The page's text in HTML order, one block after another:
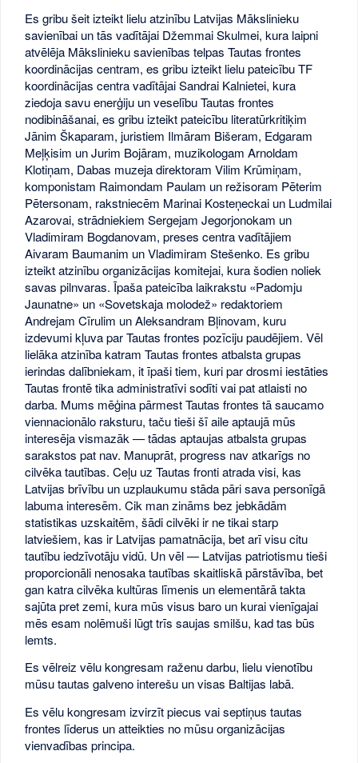
Es gribu šeit izteikt lielu atzinību Latvijas Mākslinieku
savienībai un tās vadītājai Džemmai Skulmei, kura laipni
atvēlēja Mākslinieku savienības telpas Tautas frontes
koordinācijas centram, es gribu izteikt lielu pateicību TF
koordinācijas centra vadītājai Sandrai Kalnietei, kura
ziedoja savu enerģiju un veselību Tautas frontes
nodibināšanai, es gribu izteikt pateicību literatūrkritiķim
Jānim Škaparam, juristiem Ilmāram Bišeram, Edgaram
Meļķisim un Jurim Bojāram, muzikologam Arnoldam
Klotiņam, Dabas muzeja direktoram Vilim Krūmiņam,
komponistam Raimondam Paulam un režisoram Pēterim
Pētersonam, rakstniecēm Marinai Kosteņeckai un Ludmilai
Azarovai, strādniekiem Sergejam Jegorjonokam un
Vladimiram Bogdanovam, preses centra vadītājiem
Aivaram Baumanim un Vladimiram Stešenko. Es gribu
izteikt atzinību organizācijas komitejai, kura šodien noliek
savas pilnvaras. Īpaša pateicība laikrakstu «Padomju
Jaunatne» un «Sovetskaja molodež» redaktoriem
Andrejam Cīrulim un Aleksandram Bļinovam, kuru
izdevumi kļuva par Tautas frontes pozīciju paudējiem. Vēl
lielāka atzinība katram Tautas frontes atbalsta grupas
ierindas dalībniekam, it īpaši tiem, kuri par drosmi iestāties
Tautas frontē tika administratīvi sodīti vai pat atlaisti no
darba. Mums mēģina pārmest Tautas frontes tā saucamo
viennacionālo raksturu, taču tieši šī aile aptaujā mūs
interesēja vismazāk — tādas aptaujas atbalsta grupas
sarakstos pat nav. Manuprāt, progress nav atkarīgs no
cilvēka tautības. Ceļu uz Tautas fronti atrada visi, kas
Latvijas brīvību un uzplaukumu stāda pāri sava personīgā
labuma interesēm. Cik man zināms bez jebkādām
statistikas uzskaitēm, šādi cilvēki ir ne tikai starp
latviešiem, kas ir Latvijas pamatnācija, bet arī visu citu
tautību iedzīvotāju vidū. Un vēl — Latvijas patriotismu tieši
proporcionāli nenosaka tautības skaitliskā pārstāvība, bet
gan katra cilvēka kultūras līmenis un elementārā takta
sajūta pret zemi, kura mūs visus baro un kurai vienīgajai
mēs esam nolēmuši lūgt trīs saujas smilšu, kad tas būs
lemts.
Es vēlreiz vēlu kongresam raženu darbu, lielu vienotību
mūsu tautas galveno interešu un visas Baltijas labā.
Es vēlu kongresam izvirzīt piecus vai septiņus tautas
frontes līderus un atteikties no mūsu organizācijas
vienvadības principa.